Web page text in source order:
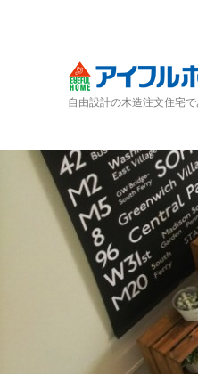
自由設計の木造注文住宅